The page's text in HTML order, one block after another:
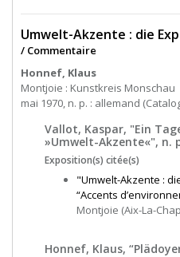
Umwelt-Akzente : die
/ Commentaire
Honnef, Klaus
Montjoie : Kunstkreis Monschau
mai 1970, n. p. : allemand
Vallot, Kaspar, "Ein
»Umwelt-Akzente«", n.
Exposition(s) citée(s)
"Umwelt-Akzente :
“Accents
Montjoie (Aix-La-
Honnef, Klaus,